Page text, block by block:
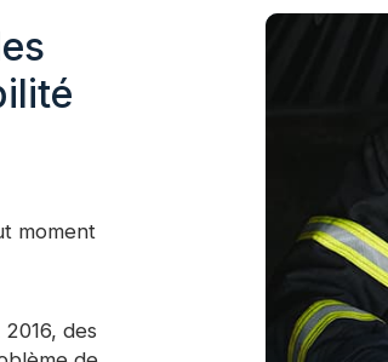
Cinta reflectante FR
Tela reflectante arcoíris
moment
des